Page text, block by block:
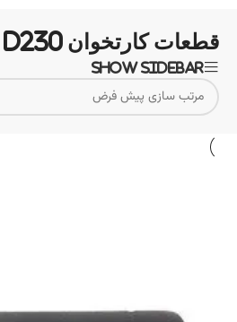
قطعات کارتخوان D230
Show sidebar